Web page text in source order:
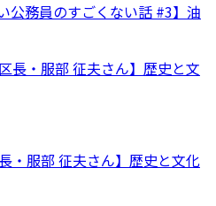
公務員のすごくない話 #3】油
・服部 征夫さん】歴史と文化